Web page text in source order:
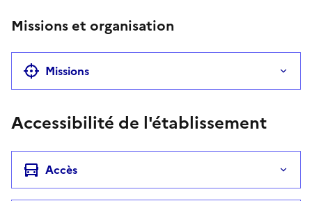
Missions et organisation
Missions
Accessibilité de l'établissement
Accès